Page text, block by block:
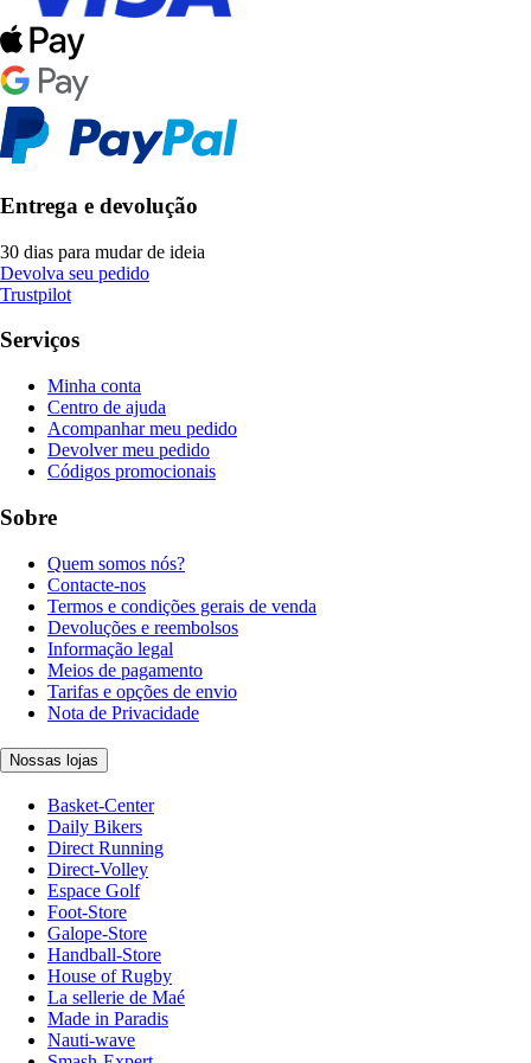
Entrega e devolução
30 dias para mudar de ideia
Devolva seu pedido
Trustpilot
Serviços
Minha conta
Centro de ajuda
Acompanhar meu pedido
Devolver meu pedido
Códigos promocionais
Sobre
Quem somos nós?
Contacte-nos
Termos e condições gerais de venda
Devoluções e reembolsos
Informação legal
Meios de pagamento
Tarifas e opções de envio
Nota de Privacidade
Nossas lojas
Basket-Center
Daily Bikers
Direct Running
Direct-Volley
Espace Golf
Foot-Store
Galope-Store
Handball-Store
House of Rugby
La sellerie de Maé
Made in Paradis
Nauti-wave